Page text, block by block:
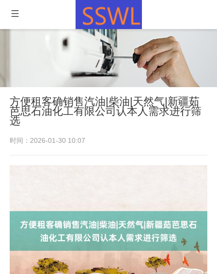
方便租客确销售汽油|柴油|天然气|新疆茹
芭思石油化工有限公司认本人需求进行筛
选
时间：2026-01-30 10:07